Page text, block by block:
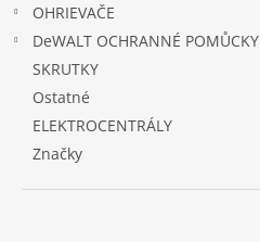
OHRIEVAČE
DeWALT OCHRANNÉ POMŮCKY
SKRUTKY
Ostatné
ELEKTROCENTRÁLY
Značky